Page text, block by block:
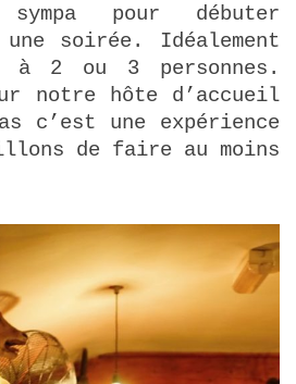
pour débuter
soirée. Idéalement
2 ou 3 personnes.
notre hôte d’accueil
c’est une expérience
de faire au moins